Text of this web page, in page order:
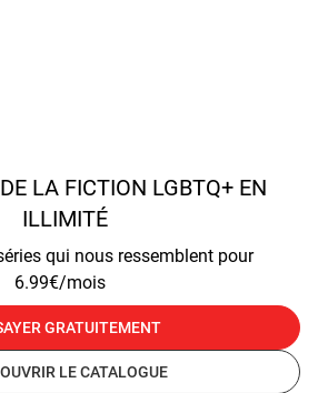
LA FICTION LGBTQ+ EN
ILLIMITÉ
qui nous ressemblent pour
6.99€/mois
GRATUITEMENT
LE CATALOGUE